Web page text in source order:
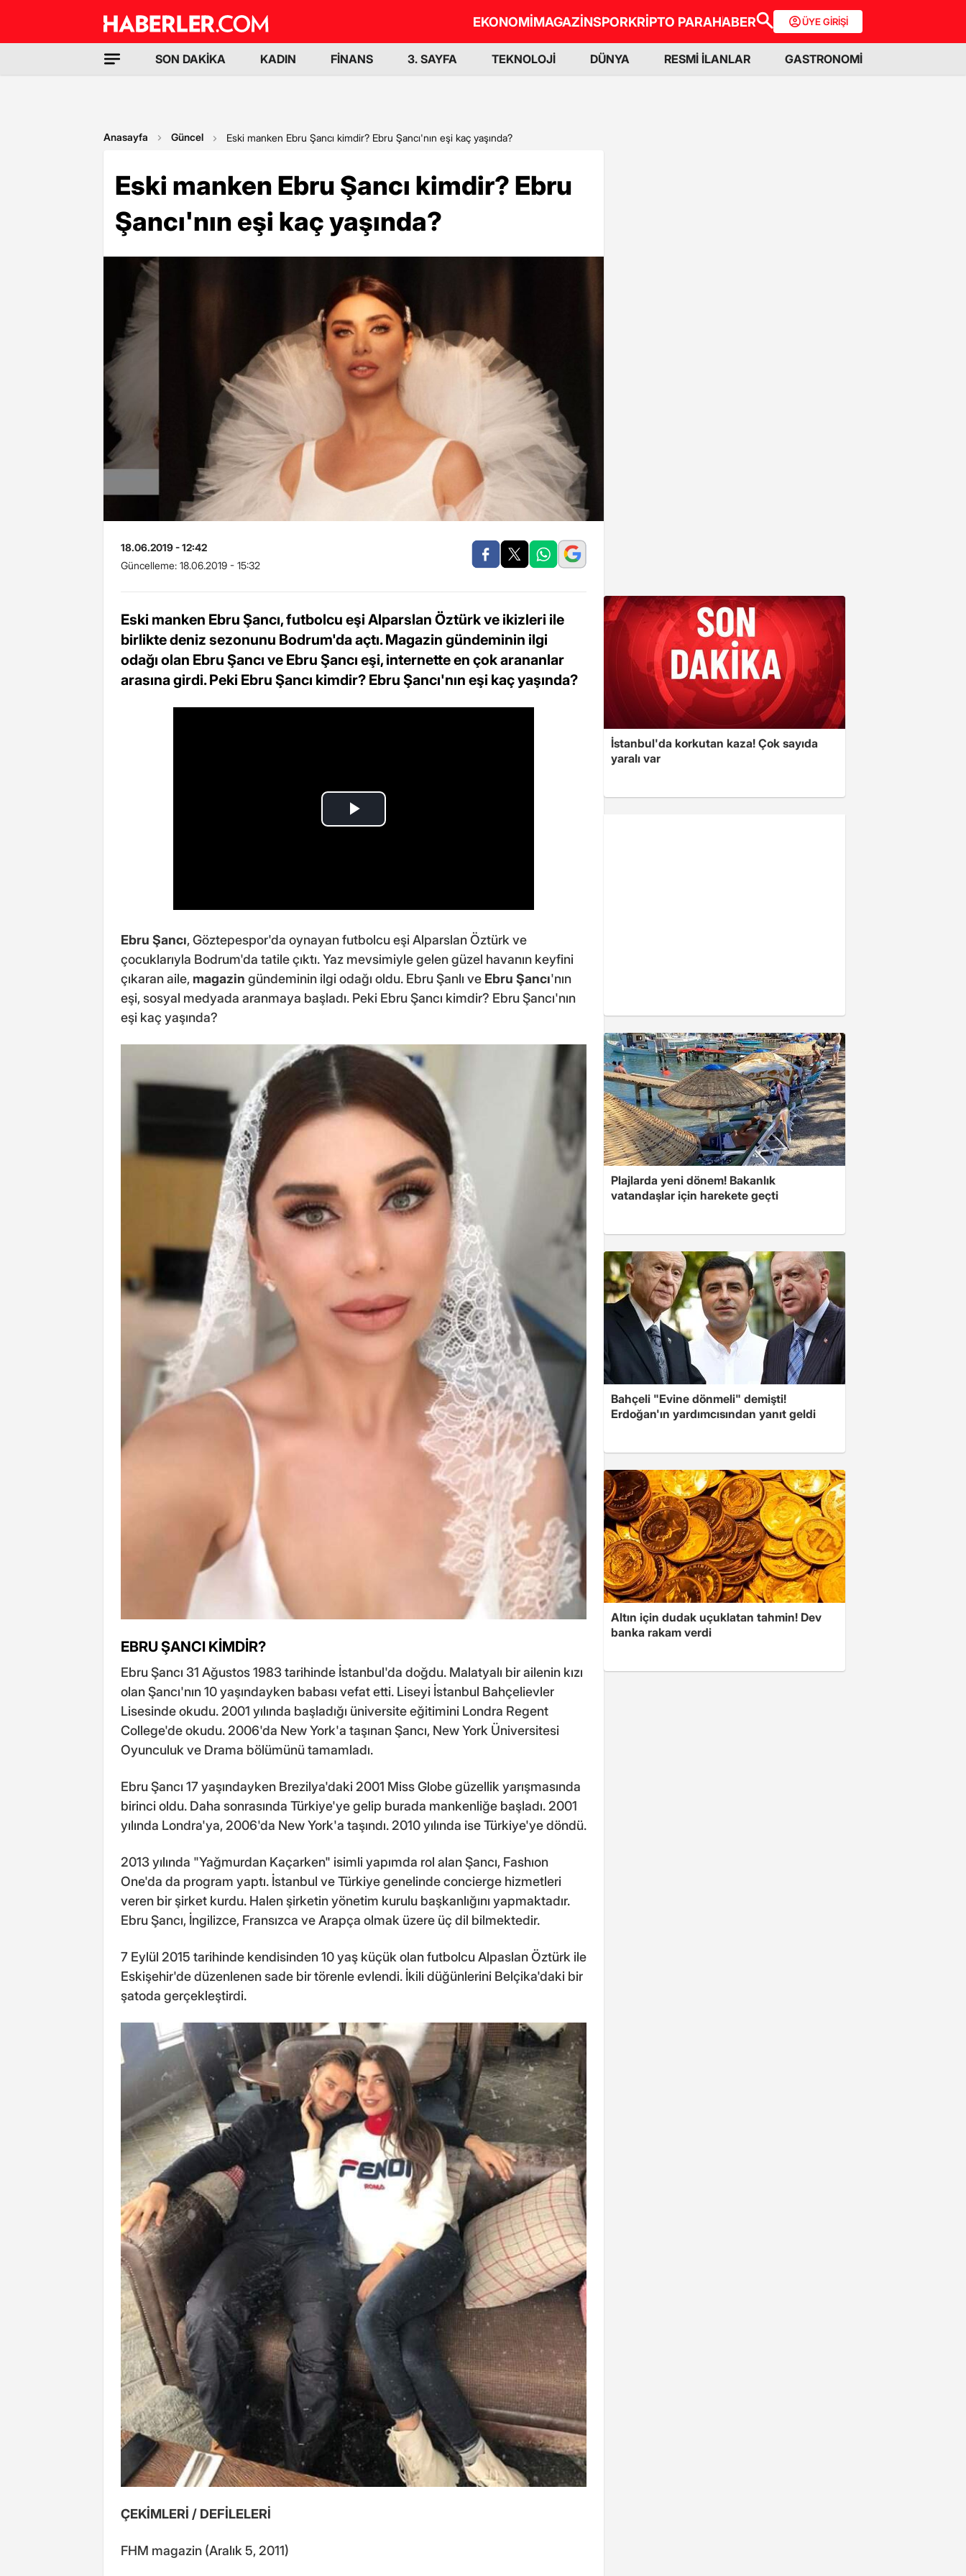
EKONOMİMAGAZİNSPORKRİPTO PARAHABER ÜYE GİRİŞİ
SON DAKİKA KADIN FİNANS 3. SAYFA TEKNOLOJİ DÜNYA RESMİ İLANLAR GASTRONOMİ
Anasayfa Güncel Eski manken Ebru Şancı kimdir? Ebru Şancı'nın eşi kaç yaşında?
Eski manken Ebru Şancı kimdir? Ebru
Şancı'nın eşi kaç yaşında?
18.06.2019 - 12:42
Güncelleme: 18.06.2019 - 15:32
Eski manken Ebru Şancı, futbolcu eşi Alparslan Öztürk ve ikizleri ile
birlikte deniz sezonunu Bodrum'da açtı. Magazin gündeminin ilgi
odağı olan Ebru Şancı ve Ebru Şancı eşi, internette en çok arananlar
arasına girdi. Peki Ebru Şancı kimdir? Ebru Şancı'nın eşi kaç yaşında?
Ebru Şancı, Göztepespor'da oynayan futbolcu eşi Alparslan Öztürk ve
çocuklarıyla Bodrum'da tatile çıktı. Yaz mevsimiyle gelen güzel havanın keyfini
çıkaran aile, magazin gündeminin ilgi odağı oldu. Ebru Şanlı ve Ebru Şancı'nın
eşi, sosyal medyada aranmaya başladı. Peki Ebru Şancı kimdir? Ebru Şancı'nın
eşi kaç yaşında?
EBRU ŞANCI KİMDİR?
Ebru Şancı 31 Ağustos 1983 tarihinde İstanbul'da doğdu. Malatyalı bir ailenin kızı
olan Şancı'nın 10 yaşındayken babası vefat etti. Liseyi İstanbul Bahçelievler
Lisesinde okudu. 2001 yılında başladığı üniversite eğitimini Londra Regent
College'de okudu. 2006'da New York'a taşınan Şancı, New York Üniversitesi
Oyunculuk ve Drama bölümünü tamamladı.
Ebru Şancı 17 yaşındayken Brezilya'daki 2001 Miss Globe güzellik yarışmasında
birinci oldu. Daha sonrasında Türkiye'ye gelip burada mankenliğe başladı. 2001
yılında Londra'ya, 2006'da New York'a taşındı. 2010 yılında ise Türkiye'ye döndü.
2013 yılında "Yağmurdan Kaçarken" isimli yapımda rol alan Şancı, Fashıon
One'da da program yaptı. İstanbul ve Türkiye genelinde concierge hizmetleri
veren bir şirket kurdu. Halen şirketin yönetim kurulu başkanlığını yapmaktadır.
Ebru Şancı, İngilizce, Fransızca ve Arapça olmak üzere üç dil bilmektedir.
7 Eylül 2015 tarihinde kendisinden 10 yaş küçük olan futbolcu Alpaslan Öztürk ile
Eskişehir'de düzenlenen sade bir törenle evlendi. İkili düğünlerini Belçika'daki bir
şatoda gerçekleştirdi.
ÇEKİMLERİ / DEFİLELERİ
FHM magazin (Aralık 5, 2011)
İstanbul'da korkutan kaza! Çok sayıda
yaralı var
Plajlarda yeni dönem! Bakanlık
vatandaşlar için harekete geçti
Bahçeli "Evine dönmeli" demişti!
Erdoğan'ın yardımcısından yanıt geldi
Altın için dudak uçuklatan tahmin! Dev
banka rakam verdi